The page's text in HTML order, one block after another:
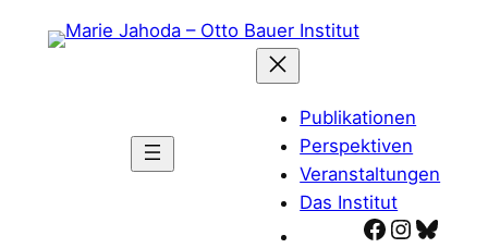
Inhalt
Publikationen
Perspektiven
Veranstaltungen
Das Institut
Facebook